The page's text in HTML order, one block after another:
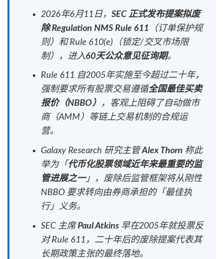
2026年6月11日，SEC 正式发布提案拟废
除 Regulation NMS Rule 611 （订单保护规
则）和 Rule 610(e)（锁定/交叉市场限
制），进入60天公众意见征询期。
Rule 611 自2005年实施至今超过二十年，
强制要求所有股票交易遵循全国最佳买卖
报价（NBBO）
，客观上阻碍了自动做市
商（AMM）等链上交易机制的合规运
营。
Galaxy Research 研究主管Alex Thorn 称此
举为「 代币化股票领域近年来最重要的监
管进展之一」，废除后监管框架将从刚性
NBBO 要求转向由券商承担的「最佳执
行」义务。
SEC 主席Paul Atkins 早在2005年就投票反
对 Rule 611，二十年后的废除提案代表其
长期政策主张的最终落地。